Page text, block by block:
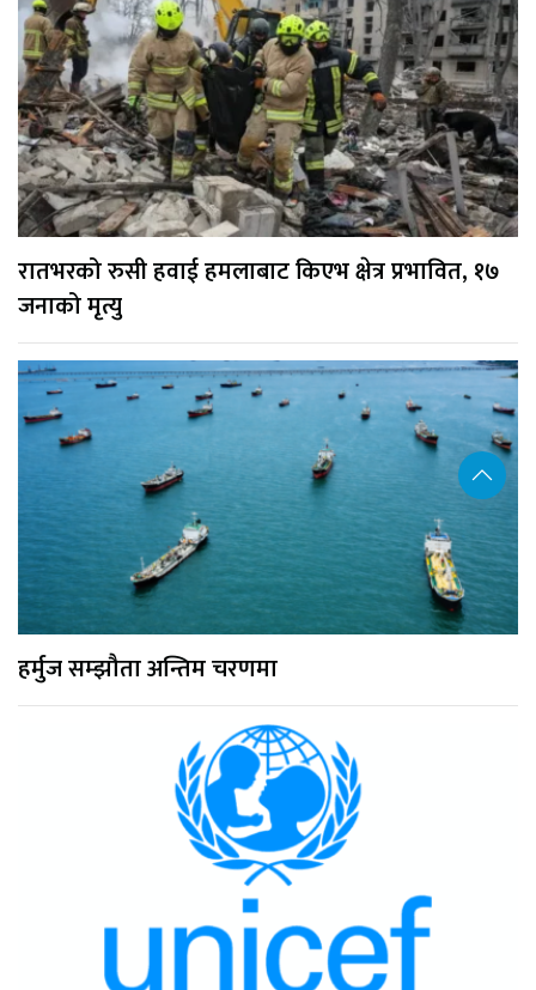
रातभरको रुसी हवाई हमलाबाट किएभ क्षेत्र प्रभावित, १७
जनाको मृत्यु
हर्मुज सम्झौता अन्तिम चरणमा